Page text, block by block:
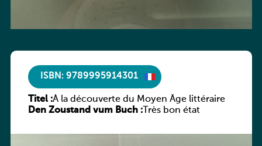
ISBN: 9789995914301
Titel :À la découverte du Moyen Âge littéraire
Den Zoustand vum Buch :Très bon état